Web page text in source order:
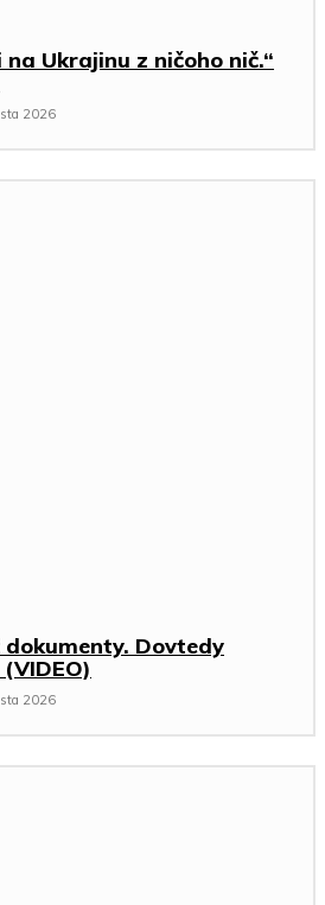
Ukrajinu z ničoho nič.“
2026
dokumenty. Dovtedy
2026